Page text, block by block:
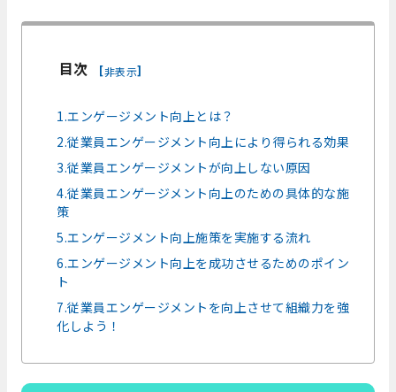
目次 [非表示]
1.エンゲージメント向上とは？
2.従業員エンゲージメント向上により得られる効果
3.従業員エンゲージメントが向上しない原因
4.従業員エンゲージメント向上のための具体的な施
策
5.エンゲージメント向上施策を実施する流れ
6.エンゲージメント向上を成功させるためのポイン
ト
7.従業員エンゲージメントを向上させて組織力を強
化しよう！